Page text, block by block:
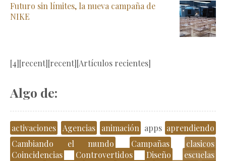
Futuro sin límites, la nueva campaña de
NIKE
[4][recent][recent][Artículos recientes]
Algo de:
activaciones Agencias animación apps aprendiendo
Cambiando el mundo
Campañas
clasicos
Coincidencias
Controvertidos Diseño
escuelas